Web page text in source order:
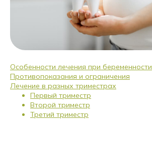
Особенности лечения при беременности
Противопоказания и ограничения
Лечение в разных триместрах
Первый триместр
Второй триместр
Третий триместр